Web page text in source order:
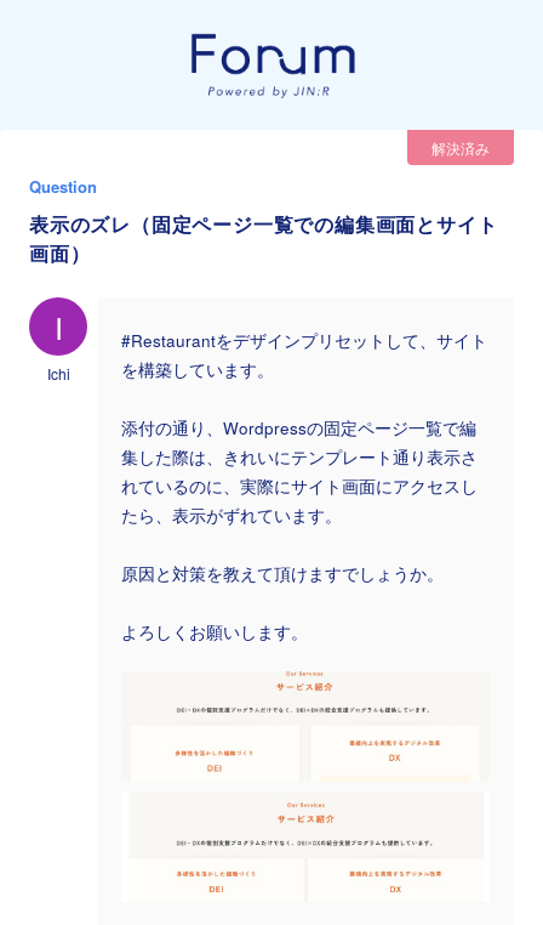
解決済み
Question
表示のズレ（固定ページ一覧での編集画面とサイト
画面）
I
Ichi
#Restaurantをデザインプリセットして、サイト
を構築しています。
添付の通り、Wordpressの固定ページ一覧で編
集した際は、きれいにテンプレート通り表示さ
れているのに、実際にサイト画面にアクセスし
たら、表示がずれています。
原因と対策を教えて頂けますでしょうか。
よろしくお願いします。